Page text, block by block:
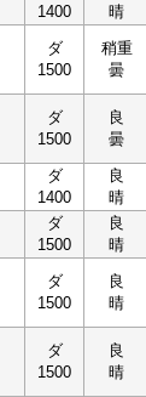
1400
晴
ダ
1500
稍重
曇
ダ
1500
良
曇
ダ
1400
良
晴
ダ
1500
良
晴
ダ
1500
良
晴
ダ
1500
良
晴